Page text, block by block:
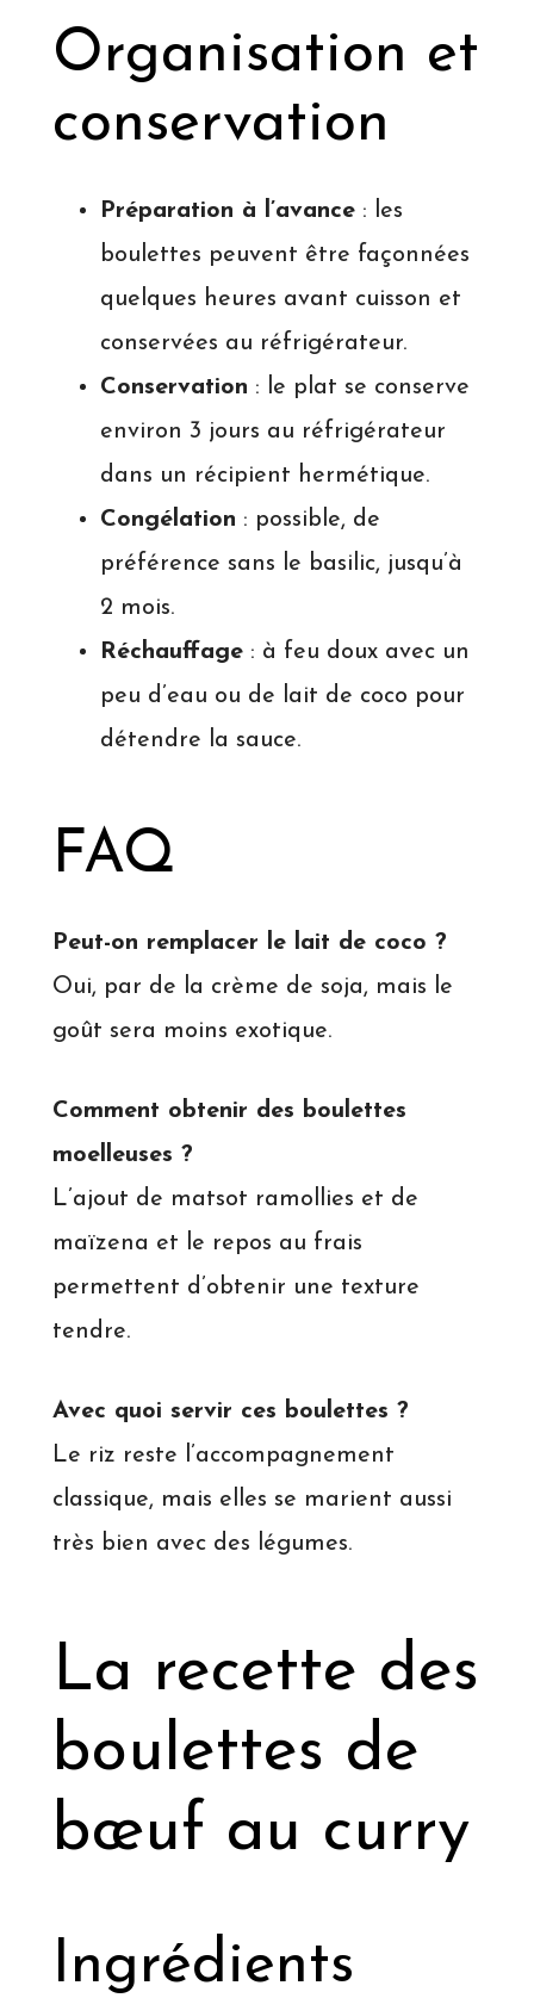
Organisation et
conservation
Préparation à l’avance : les
boulettes peuvent être façonnées
quelques heures avant cuisson et
conservées au réfrigérateur.
Conservation : le plat se conserve
environ 3 jours au réfrigérateur
dans un récipient hermétique.
Congélation : possible, de
préférence sans le basilic, jusqu’à
2 mois.
Réchauffage : à feu doux avec un
peu d’eau ou de lait de coco pour
détendre la sauce.
FAQ
Peut-on remplacer le lait de coco ?
Oui, par de la crème de soja, mais le
goût sera moins exotique.
Comment obtenir des boulettes
moelleuses ?
L’ajout de matsot ramollies et de
maïzena et le repos au frais
permettent d’obtenir une texture
tendre.
Avec quoi servir ces boulettes ?
Le riz reste l’accompagnement
classique, mais elles se marient aussi
très bien avec des légumes.
La recette des
boulettes de
bœuf au curry
Ingrédients